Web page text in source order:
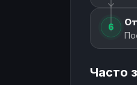
6
Часто